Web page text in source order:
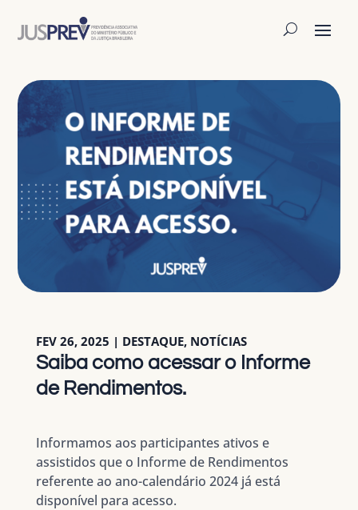
Saiba como acessar o Informe
de Rendimentos.
FEV 26, 2025 | DESTAQUE, NOTÍCIAS
Informamos aos participantes ativos e
assistidos que o Informe de Rendimentos
referente ao ano-calendário 2024 já está
disponível para acesso.